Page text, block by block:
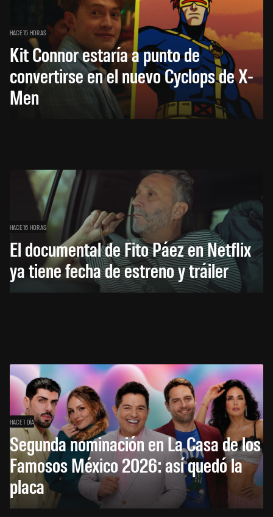
HACE 15 HORAS
Kit Connor estaría a punto de
convertirse en el nuevo Cyclops de X-
Men
HACE 16 HORAS
El documental de Fito Páez en Netflix
ya tiene fecha de estreno y tráiler
HACE 1 DÍA
Segunda nominación en La Casa de los
Famosos México 2026: así quedó la
placa